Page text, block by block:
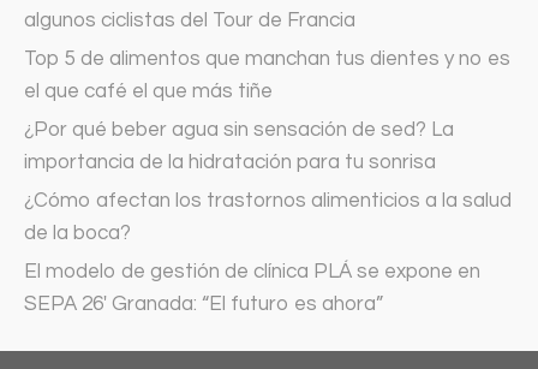
algunos ciclistas del Tour de Francia
Top 5 de alimentos que manchan tus dientes y no es
el que café el que más tiñe
¿Por qué beber agua sin sensación de sed? La
importancia de la hidratación para tu sonrisa
¿Cómo afectan los trastornos alimenticios a la salud
de la boca?
El modelo de gestión de clínica PLÁ se expone en
SEPA 26′ Granada: “El futuro es ahora”